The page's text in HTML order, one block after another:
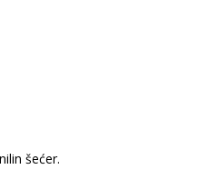
šećer.